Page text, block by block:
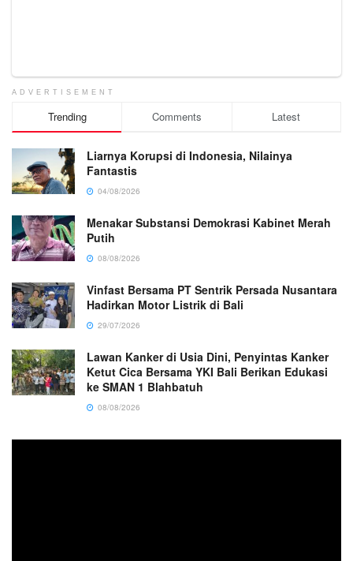
ADVERTISEMENT
Trending Comments Latest
Liarnya Korupsi di Indonesia, Nilainya
Fantastis
04/08/2026
Menakar Substansi Demokrasi Kabinet Merah
Putih
08/08/2026
Vinfast Bersama PT Sentrik Persada Nusantara
Hadirkan Motor Listrik di Bali
29/07/2026
Lawan Kanker di Usia Dini, Penyintas Kanker
Ketut Cica Bersama YKI Bali Berikan Edukasi
ke SMAN 1 Blahbatuh
08/08/2026